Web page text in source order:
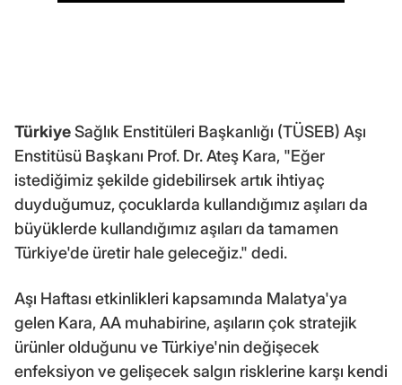
TürkiyeSağlık Enstitüleri Başkanlığı (TÜSEB) Aşı
Enstitüsü Başkanı Prof. Dr. Ateş Kara, "Eğer
istediğimiz şekilde gidebilirsek artık ihtiyaç
duyduğumuz, çocuklarda kullandığımız aşıları da
büyüklerde kullandığımız aşıları da tamamen
Türkiye'de üretir hale geleceğiz." dedi.
Aşı Haftası etkinlikleri kapsamında Malatya'ya
gelen Kara, AA muhabirine, aşıların çok stratejik
ürünler olduğunu ve Türkiye'nin değişecek
enfeksiyon ve gelişecek salgın risklerine karşı kendi